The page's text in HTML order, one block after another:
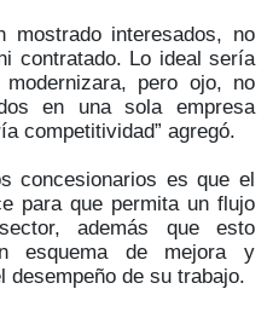
mostrado interesados, no
contratado. Lo ideal sería
pero ojo, no
en una sola empresa
competitividad” agregó.
concesionarios es que el
para que permita un flujo
además que esto
esquema de mejora y
desempeño de su trabajo.